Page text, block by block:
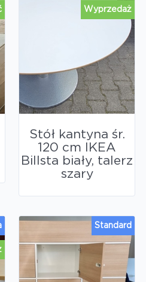
Wyprzedaż
Stół kantyna śr.
120 cm IKEA
Billsta biały, talerz
szary
Standard